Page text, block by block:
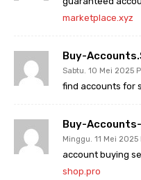
marketplace.xyz
Buy-
Sabtu. 10 Mei 2025
find accounts for
Buy-
Minggu. 11 Mei 2025
account buying
shop.pro